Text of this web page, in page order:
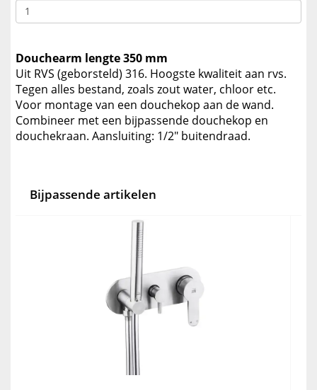
Douchearm lengte 350 mm
Uit RVS (geborsteld) 316. Hoogste kwaliteit aan rvs.
Tegen alles bestand, zoals zout water, chloor etc.
Voor montage van een douchekop aan de wand.
Combineer met een bijpassende douchekop en
douchekraan. Aansluiting: 1/2" buitendraad.
Bijpassende artikelen